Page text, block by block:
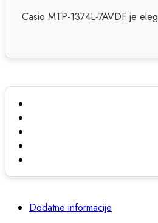
Casio MTP-1374L-7AVDF je
Dodatne informacije